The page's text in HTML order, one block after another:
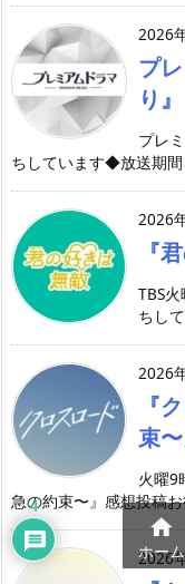
2026
プ
り』
プレ
ちしています◆放送期
2026
『
TBS
ちし
2026
『
束〜
火曜9
急の約束〜』感想投稿
2026

ホーム
4